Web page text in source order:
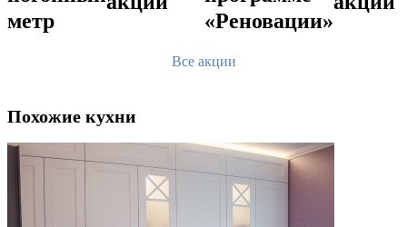
метр
«Реновации»
Все акции
Похожие кухни